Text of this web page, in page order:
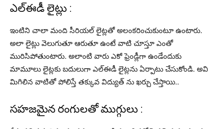
ఎల్ఈడీ లైట్లు :
ఇంటిని చాలా మంది సీరియల్‌ లైట్లతో అలంకరించుకుంటూ ఉంటారు.
అలా లైట్లు వెలుగుతూ ఆరుతూ ఉంటే వాటి చూస్తూ ఎంతో
మురిసిపోతుంటారు. అలాంటి వారు ఎకో ఫ్రెండ్లీగా ఉండేందుకు
మామూలు లైట్లకు బదులుగా ఎల్ఈడీ లైట్లను ఏర్పాటు చేసుకోండి. అవి
మిగిలిన వాటితో పోలిస్తే తక్కువ విద్యుత్ ను ఖర్చు చేస్తాయి..
సహజమైన రంగులతో ముగ్గులు :